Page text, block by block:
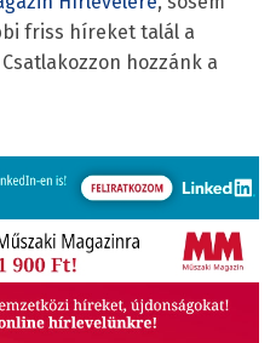
friss híreket talál a
hozzánk a